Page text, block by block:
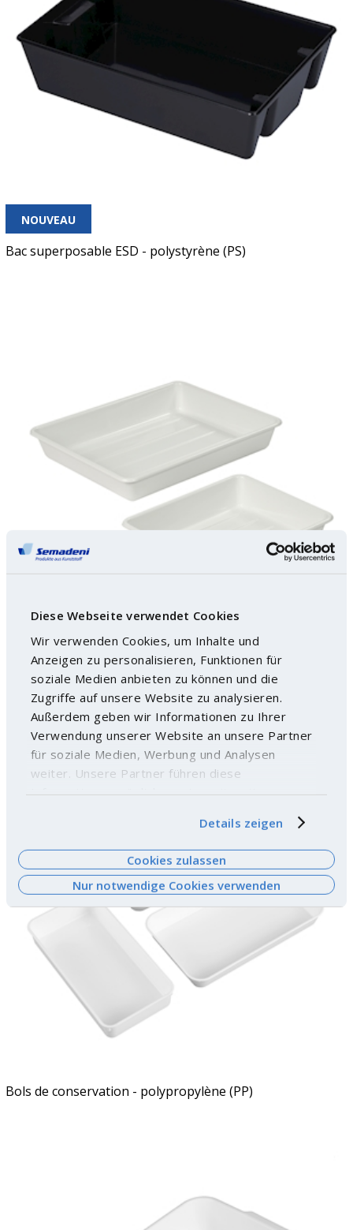
Diese Webseite verwendet Cookies
Wir verwenden Cookies, um Inhalte und
Anzeigen zu personalisieren, Funktionen für
soziale Medien anbieten zu können und die
Zugriffe auf unsere Website zu analysieren.
Außerdem geben wir Informationen zu Ihrer
Verwendung unserer Website an unsere Partner
für soziale Medien, Werbung und Analysen
weiter. Unsere Partner führen diese
Informationen möglicherweise mit weiteren
haben oder die sie im Rahmen Ihrer Nutzung der
Dienste gesammelt haben. Weitere
Informationen finden Siehier.
Details zeigen
Cookies zulassen
Nur notwendige Cookies verwenden
NOUVEAU
Bac superposable ESD - polystyrène (PS)
Bacs de développement photographique - PVC
Bols de conservation - polypropylène (PP)